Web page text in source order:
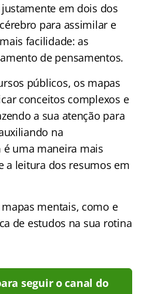
em dois dos
para assimilar e
facilidade: as
de pensamentos.
públicos, os mapas
conceitos complexos e
a sua atenção para
na
uma maneira mais
a leitura dos resumos em
mentais, como e
de estudos na sua rotina
seguir o canal do